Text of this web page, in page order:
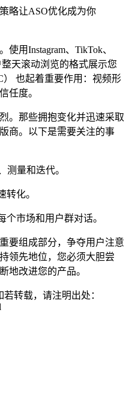
用Instagram、TikTok、
整天滚动浏览的格式展示您
也起着重要作用：视频形
任度。
。那些拥抱变化并迅速采取
商。以下是需要关注的事
测量和迭代。
转化。
个市场和用户群对话。
要组成部分，争夺用户注意
领先地位，您必须大胆尝
地改进您的产品。
转载，请注明出处：